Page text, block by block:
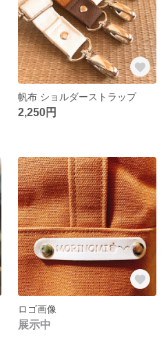
帆布 ショルダーストラップ
2,250円
ロゴ画像
展示中